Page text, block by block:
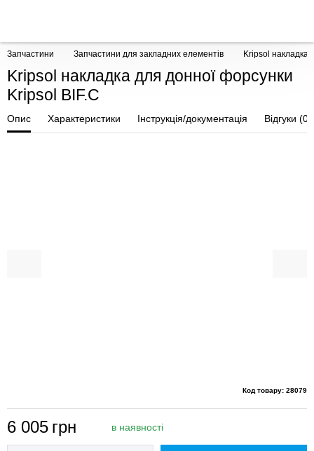
Запчастини Запчастини для закладних елементів Kripsol накладка
Kripsol накладка для донної форсунки
Kripsol BIF.C
Опис Характеристики Інструкція/документація Відгуки (0)
Код товару: 28079
6 005 грн в наявності